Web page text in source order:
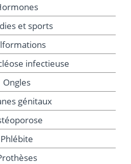
et sports
infectieuse
Ongles
génitaux
Phlébite